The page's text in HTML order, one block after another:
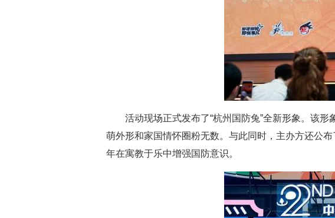
活动现场正式发布了“杭州国防兔”全新形象。该
萌外形和家国情怀圈粉无数。与此同时，主办方还公
年在寓教于乐中增强国防意识。